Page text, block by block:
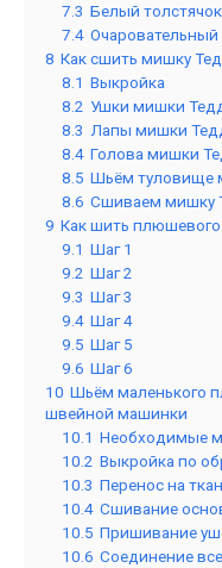
7.3 Белый толстячок
7.4
8 Как сшить мишку
8.1 Выкройка
8.2 Ушки мишки
8.3 Лапы мишки
8.4 Голова мишки
8.5 Шьём туловище
8.6 Сшиваем мишку
9 Как шить
9.1 Шаг 1
9.2 Шаг 2
9.3 Шаг 3
9.4 Шаг 4
9.5 Шаг 5
9.6 Шаг 6
10 Шьём маленького
швейной машинки
10.1 Необходимые
10.2 Выкройка по
10.3 Перенос на
10.4 Сшивание
10.5 Пришивание
10.6 Соединение